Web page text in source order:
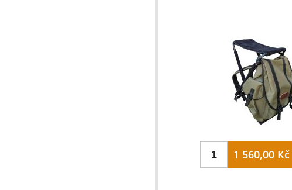
1 560,00 Kč